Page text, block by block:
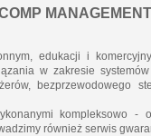
edukacji i
w zakresie
bezprzewodowego
kompleksowo -
również serwis